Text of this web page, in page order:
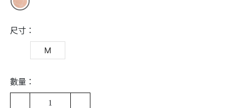
尺寸：
M
數量：
1